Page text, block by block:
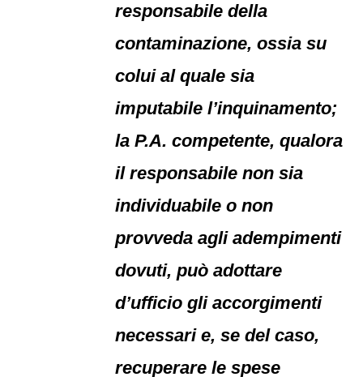
responsabile della
contaminazione, ossia su
colui al quale sia
imputabile l’inquinamento;
la P.A. competente, qualora
il responsabile non sia
individuabile o non
provveda agli adempimenti
dovuti, può adottare
d’ufficio gli accorgimenti
necessari e, se del caso,
recuperare le spese